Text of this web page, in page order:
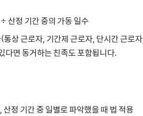
산정 기간 중의 가동 일수
상 근로자, 기간제 근로자, 단시간 근로자
다면 동거하는 친족도 포함됩니다.
정 기간 중 일별로 파악했을 때 법 적용